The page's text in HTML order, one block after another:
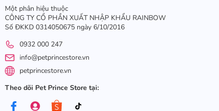
Một phân hiệu thuộc
CÔNG TY CỔ PHẦN XUẤT NHẬP KHẨU RAINBOW
Số ĐKKD 0314050675 ngày 6/10/2016
0932 000 247
info@petprincestore.vn
petprincestore.vn
Theo dõi Pet Prince Store tại: